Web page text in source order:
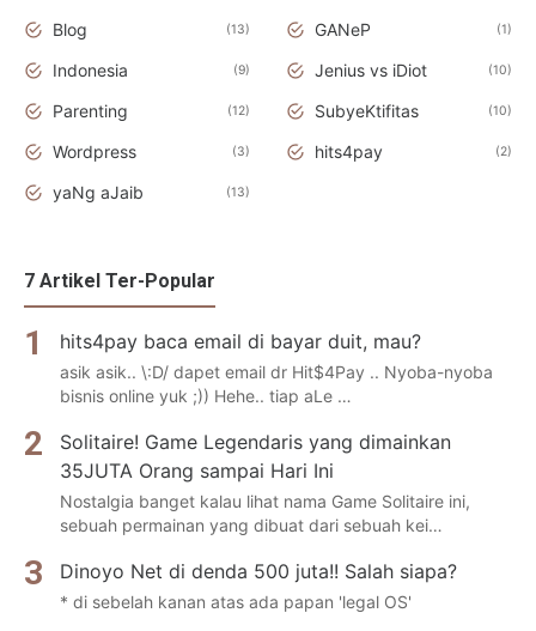
Blog 13 GANeP 1
Indonesia 9 Jenius vs iDiot 10
Parenting 12 SubyeKtifitas 10
Wordpress 3 hits4pay 2
yaNg aJaib 13
7 Artikel Ter-Popular
hits4pay baca email di bayar duit, mau?
asik asik.. \:D/ dapet email dr Hit$4Pay .. Nyoba-nyoba
bisnis online yuk ;)) Hehe.. tiap aLe …
Solitaire! Game Legendaris yang dimainkan
35JUTA Orang sampai Hari Ini
Nostalgia banget kalau lihat nama Game Solitaire ini,
sebuah permainan yang dibuat dari sebuah kei…
Dinoyo Net di denda 500 juta!! Salah siapa?
* di sebelah kanan atas ada papan 'legal OS'